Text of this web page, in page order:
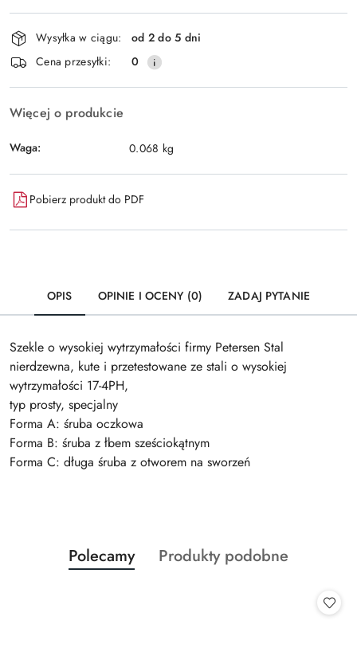
Wyślij
Dostępność
i
dostawa
Wysyłka w ciągu:
od 2 do 5 dni
Cena przesyłki:
0
Więcej o produkcie
Waga: 0.068 kg
Pobierz produkt do PDF
OPIS OPINIE I OCENY (0) ZADAJ PYTANIE
Szekle o wysokiej wytrzymałości firmy Petersen Stal
nierdzewna, kute i przetestowane ze stali o wysokiej
wytrzymałości 17-4PH,
typ prosty, specjalny
Forma A: śruba oczkowa
Forma B: śruba z łbem sześciokątnym
Forma C: długa śruba z otworem na sworzeń
Pomiń karuzelę produktów
Produkty
o
Polecamy
Produkty
Produkty podobne